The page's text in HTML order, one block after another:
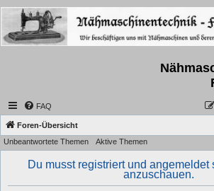
FAQ
Foren-Übersicht
Unbeantwortete Themen Aktive Themen
Du musst registriert und angemeldet
anzuschauen.